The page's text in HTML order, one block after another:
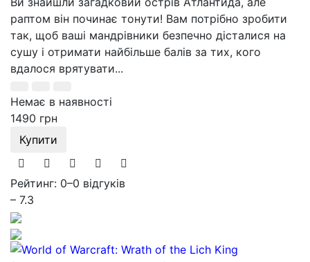
раптом він починає тонути! Вам потрібно зробити
так, щоб ваші мандрівники безпечно дісталися на
сушу і отримати найбільше балів за тих, кого
вдалося врятувати...
Немає в наявності
1490 грн
Купити
Рейтинг: 0–0 відгуків
– 7.3